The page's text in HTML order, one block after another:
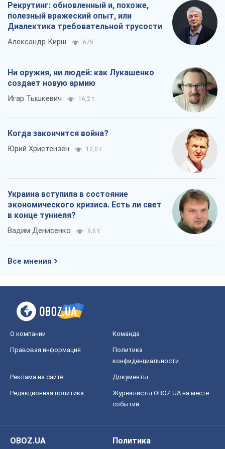
Рекрутинг: обновленный и, похоже,
полезный вражеский опыт, или
Диалектика требовательной трусости
Александр Кирш 675
Ни оружия, ни людей: как Лукашенко
создает новую армию
Игар Тышкевич 16,2 т.
Когда закончится война?
Юрий Христензен 12,0 т.
Украина вступила в состояние
экономического кризиса. Есть ли свет
в конце туннеля?
Вадим Денисенко 9,6 т.
Все мнения
О компании Команда
Правовая информация
Политика
конфиденциальности
Реклама на сайте Документы
Редакционная политика
Журналисты OBOZ.UA на месте
событий
OBOZ.UA
Политика